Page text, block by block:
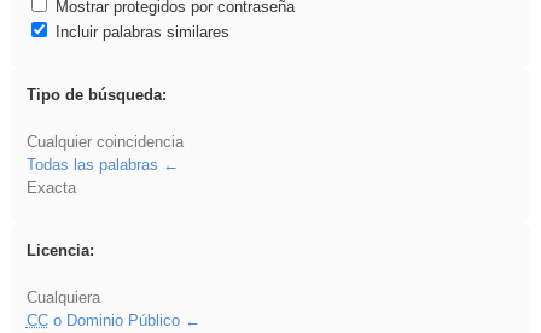
Mostrar protegidos por contraseña
Incluir palabras similares
Tipo de búsqueda:
Cualquier coincidencia
Todas las palabras
Exacta
Licencia:
Cualquiera
CCo Dominio Público